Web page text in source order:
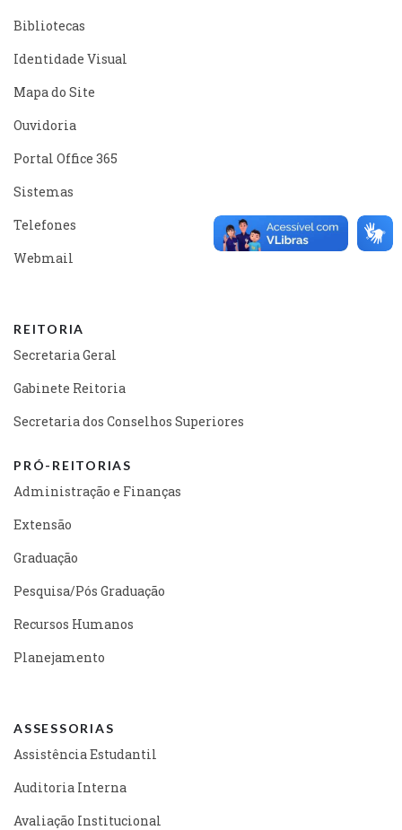
Bibliotecas
Identidade Visual
Mapa do Site
Ouvidoria
Portal Office 365
Sistemas
Telefones
Webmail
REITORIA
Secretaria Geral
Gabinete Reitoria
Secretaria dos Conselhos Superiores
PRÓ-REITORIAS
Administração e Finanças
Extensão
Graduação
Pesquisa/Pós Graduação
Recursos Humanos
Planejamento
ASSESSORIAS
Assistência Estudantil
Auditoria Interna
Avaliação Institucional